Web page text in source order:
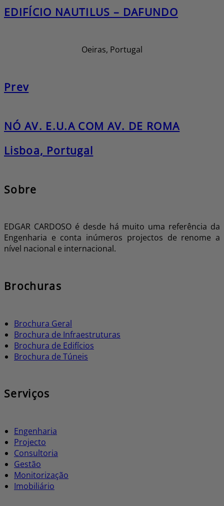
EDIFÍCIO NAUTILUS – DAFUNDO
Oeiras, Portugal
Prev
NÓ AV. E.U.A COM AV. DE ROMA
Lisboa, Portugal
Sobre
EDGAR CARDOSO é desde há muito uma referência da
Engenharia e conta inúmeros projectos de renome a
nível nacional e internacional.
Brochuras
Brochura Geral
Brochura de Infraestruturas
Brochura de Edifícios
Brochura de Túneis
Serviços
Engenharia
Projecto
Consultoria
Gestão
Monitorização
Imobiliário